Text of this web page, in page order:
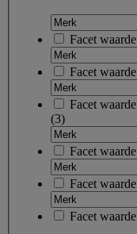
Facet waarde
Facet waarde
Facet waarde
(3)
Facet waarde
Facet waarde
Facet waarde